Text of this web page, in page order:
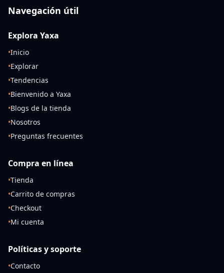
Navegación útil
Explora Yaxa
•Inicio
•Explorar
•Tendencias
•Bienvenido a Yaxa
•Blogs de la tienda
•Nosotros
•Preguntas frecuentes
Compra en línea
•Tienda
•Carrito de compras
•Checkout
•Mi cuenta
Políticas y soporte
•Contacto